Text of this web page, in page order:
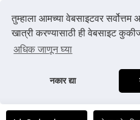
तुम्हाला आमच्या वेबसाइटवर सर्वोत्तम
खात्री करण्यासाठी ही वेबसाइट
अधिक जाणून घ्या
नकार द्या